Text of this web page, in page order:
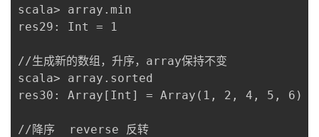
scala> array.min
res29: Int = 1
//生成新的数组，升序，array保持不变
scala> array.sorted
res30: Array[Int] = Array(1, 2, 4, 5, 6)
//降序  reverse 反转